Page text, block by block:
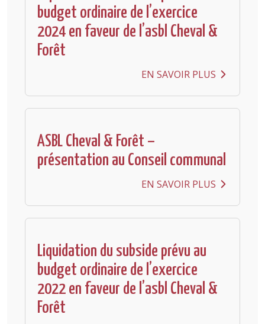
budget ordinaire de l’exercice
2024 en faveur de l’asbl Cheval &
Forêt
EN SAVOIR PLUS
ASBL Cheval & Forêt –
présentation au Conseil communal
EN SAVOIR PLUS
Liquidation du subside prévu au
budget ordinaire de l’exercice
2022 en faveur de l’asbl Cheval &
Forêt